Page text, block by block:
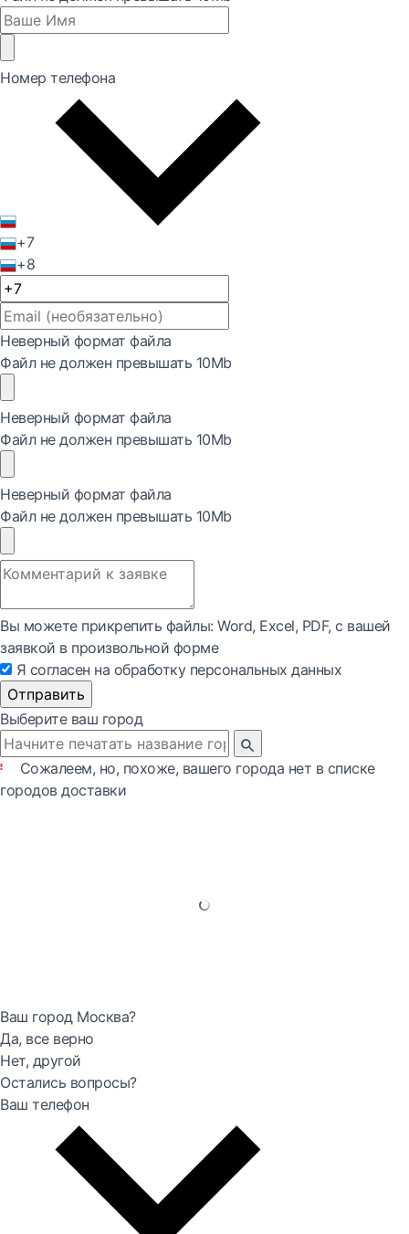
Номер телефона
+7
+8
Неверный формат файла
Файл не должен превышать 10Mb
Неверный формат файла
Файл не должен превышать 10Mb
Неверный формат файла
Файл не должен превышать 10Mb
Вы можете прикрепить файлы: Word, Exсel, PDF, с вашей
заявкой в произвольной форме
Я согласен на обработку персональных данных
Отправить
Выберите ваш город
Сожалеем, но, похоже, вашего города нет в списке
городов доставки
Ваш город Москва?
Да, все верно
Нет, другой
Остались вопросы?
Ваш телефон